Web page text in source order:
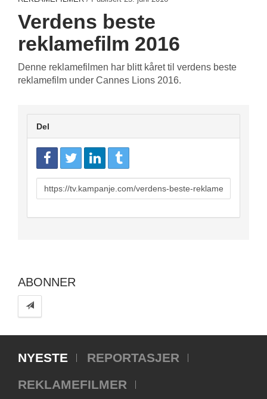
Verdens beste
reklamefilm 2016
Denne reklamefilmen har blitt kåret til verdens beste
reklamefilm under Cannes Lions 2016.
Del
URL
to
ABONNER
NYESTE
REPORTASJER
REKLAMEFILMER